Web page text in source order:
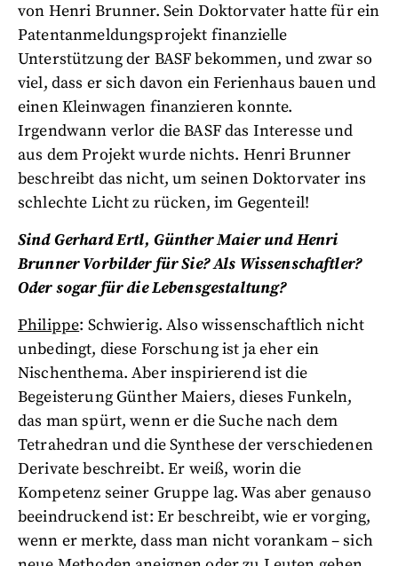
von Henri Brunner. Sein Doktorvater hatte für ein
Patentanmeldungsprojekt finanzielle
Unterstützung der BASF bekommen, und zwar so
viel, dass er sich davon ein Ferienhaus bauen und
einen Kleinwagen finanzieren konnte.
Irgendwann verlor die BASF das Interesse und
aus dem Projekt wurde nichts. Henri Brunner
beschreibt das nicht, um seinen Doktorvater ins
schlechte Licht zu rücken, im Gegenteil!
Sind Gerhard Ertl, Günther Maier und Henri
Brunner Vorbilder für Sie? Als Wissenschaftler?
Oder sogar für die Lebensgestaltung?
Philippe: Schwierig. Also wissenschaftlich nicht
unbedingt, diese Forschung ist ja eher ein
Nischenthema. Aber inspirierend ist die
Begeisterung Günther Maiers, dieses Funkeln,
das man spürt, wenn er die Suche nach dem
Tetrahedran und die Synthese der verschiedenen
Derivate beschreibt. Er weiß, worin die
Kompetenz seiner Gruppe lag. Was aber genauso
beeindruckend ist: Er beschreibt, wie er vorging,
wenn er merkte, dass man nicht vorankam – sich